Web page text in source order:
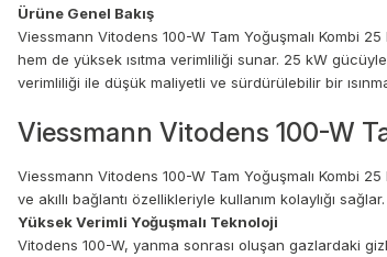
Ürüne Genel Bakış
Viessmann Vitodens 100-W Tam Yoğuşmalı Kombi
hem de yüksek ısıtma verimliliği sunar. 25 kW
verimliliği ile düşük maliyetli ve sürdürülebilir bir
Viessmann Vitodens 100-W
Viessmann Vitodens 100-W Tam Yoğuşmalı Kombi
ve akıllı bağlantı özellikleriyle kullanım kolaylığı sağlar.
Yüksek Verimli Yoğuşmalı Teknoloji
Vitodens 100-W, yanma sonrası oluşan gazlardaki